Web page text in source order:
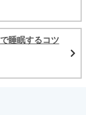
睡眠するコツ